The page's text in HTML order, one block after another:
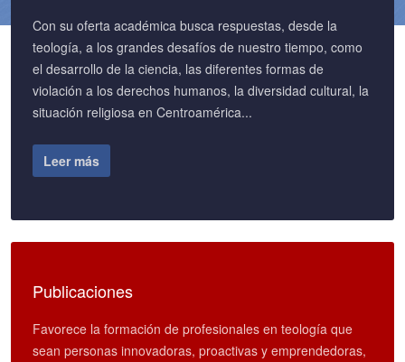
Con su oferta académica busca respuestas, desde la
teología, a los grandes desafíos de nuestro tiempo, como
el desarrollo de la ciencia, las diferentes formas de
violación a los derechos humanos, la diversidad cultural, la
situación religiosa en Centroamérica...
Leer más
Publicaciones
Favorece la formación de profesionales en teología que
sean personas innovadoras, proactivas y emprendedoras,